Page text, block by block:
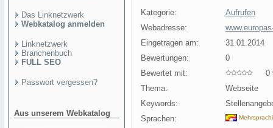
Das Linknetzwerk
Webkatalog anmelden
Linknetzwerk
Branchenbuch
FULL SEO
Passwort vergessen?
Aus unserem Webkatalog
Kategorie:
Aufrufen
Webadresse:
Eingetragen am:
31.01.2014
Bewertungen:
0
Bewertet mit:
0
Thema:
Webseite
Keywords:
Sprachen: